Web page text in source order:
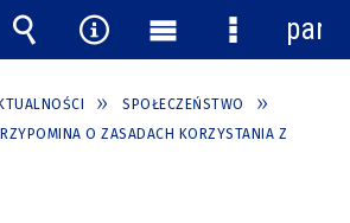
SPOŁECZEŃSTWO
O ZASADACH KORZYSTANIA Z
Wyszukiwarka
Narzędzia
Menu
główne
Menu
panel